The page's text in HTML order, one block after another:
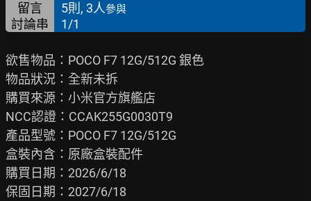
留言
5則, 3人參與
討論串 1/1
欲售物品：POCO F7 12G/512G 銀色
物品狀況：全新未拆
購買來源：小米官方旗艦店
NCC認證：CCAK255G0030T9
產品型號：POCO F7 12G/512G
盒裝內含：原廠盒裝配件
購買日期：2026/6/18
保固日期：2027/6/18